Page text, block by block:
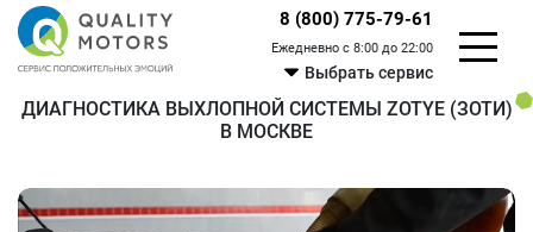
8 (800) 775-79-61
Ежедневно с 8:00 до 22:00
Выбрать сервис
ДИАГНОСТИКА ВЫХЛОПНОЙ СИСТЕМЫ ZOTYE (ЗОТИ)
В МОСКВЕ